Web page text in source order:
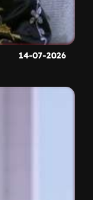
14-07-2026